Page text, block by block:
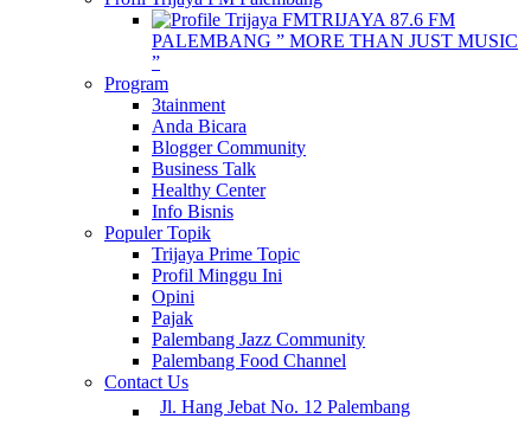
TRIJAYA 87.6 FM
PALEMBANG ” MORE THAN JUST MUSIC
”
Program
3tainment
Anda Bicara
Blogger Community
Business Talk
Healthy Center
Info Bisnis
Populer Topik
Trijaya Prime Topic
Profil Minggu Ini
Opini
Pajak
Palembang Jazz Community
Palembang Food Channel
Contact Us
Jl. Hang Jebat No. 12 Palembang